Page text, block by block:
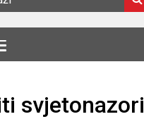
svjetonazori